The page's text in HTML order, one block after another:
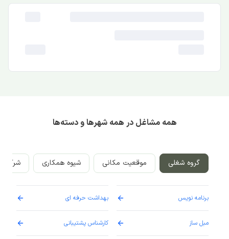
همه مشاغل در همه شهرها و دسته‌ها
گروه شغلی موقعیت مکانی شیوه همکاری
برنامه نویس
مبل ساز
بهداشت حرفه ای
کارشناس پشتیبانی